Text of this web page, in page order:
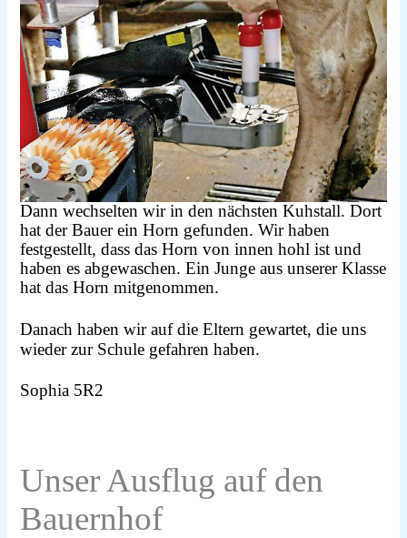
Dann wechselten wir in den nächsten Kuhstall. Dort
hat der Bauer ein Horn gefunden.Wir haben
festgestellt, dass das Horn von innen hohl ist und
haben es abgewaschen.Ein Junge aus unserer Klasse
hat das Horn mitgenommen.
Danach haben wir auf die Eltern gewartet, die uns
wieder zur Schule gefahren haben.
Sophia 5R2
Unser Ausflug auf den
Bauernhof